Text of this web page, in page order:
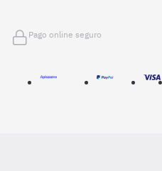
Pago online seguro